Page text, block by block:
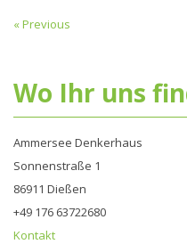
« Previous
Wo Ihr uns
Ammersee Denkerhaus
Sonnenstraße 1
86911 Dießen
+49 176 63722680‬
Kontakt